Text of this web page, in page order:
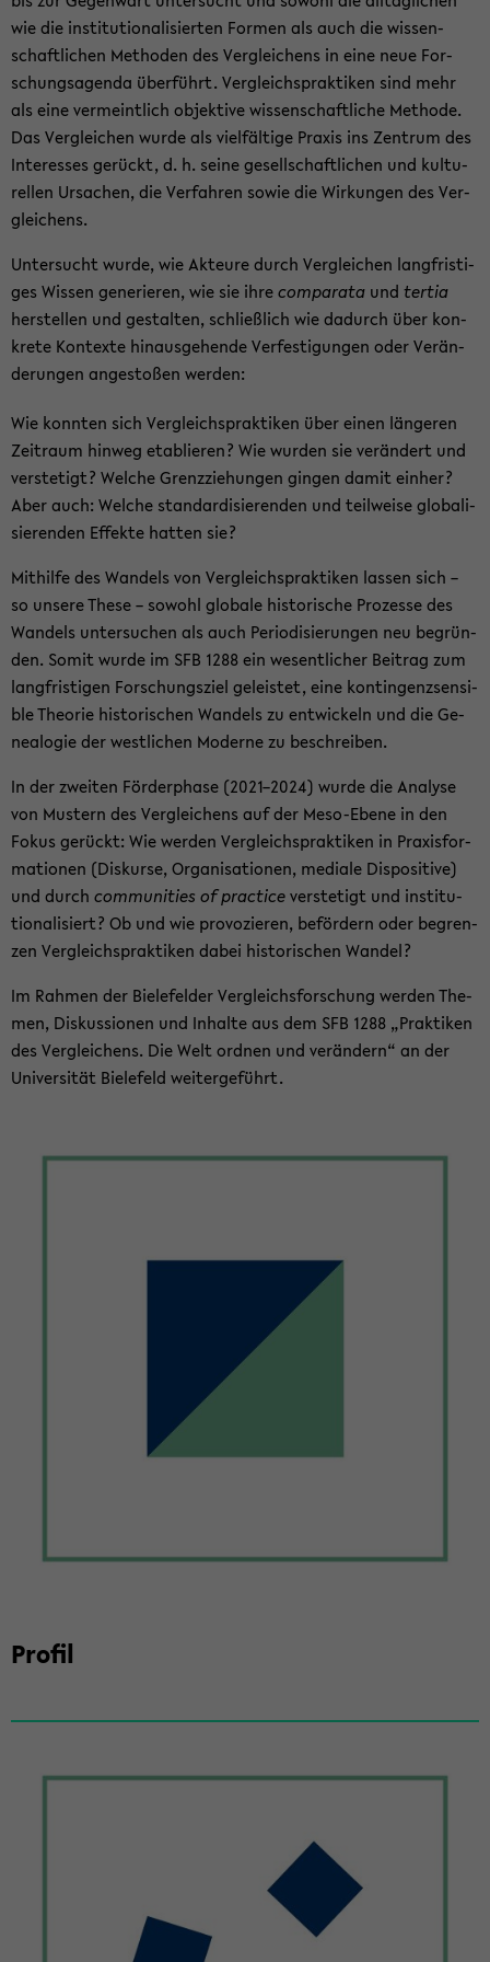
wie die in­sti­tu­tio­na­li­sier­ten For­men als auch die wis­sen­
schaft­li­chen Me­tho­den des Ver­glei­chens in eine neue For­
schungs­agen­da über­führt. Ver­gleichs­prak­ti­ken sind mehr
als eine ver­meint­lich ob­jek­ti­ve wis­sen­schaft­li­che Me­tho­de.
Das Ver­glei­chen wurde als viel­fäl­ti­ge Pra­xis ins Zen­trum des
In­ter­es­ses ge­rückt, d. h. seine ge­sell­schaft­li­chen und kul­tu­
rel­len Ur­sa­chen, die Ver­fah­ren sowie die Wir­kun­gen des Ver­
glei­chens.
Un­ter­sucht wurde, wie Ak­teu­re durch Ver­glei­chen lang­fris­ti­
ges Wis­sen ge­ne­rie­ren, wie sie ihrecom­pa­ra­ta und ter­tia
her­stel­len und ge­stal­ten, schließ­lich wie da­durch über kon­
kre­te Kon­tex­te hin­aus­ge­hen­de Ver­fes­ti­gun­gen oder Ver­än­
de­run­gen an­ge­sto­ßen wer­den:
Wie konn­ten sich Ver­gleichs­prak­ti­ken über einen län­ge­ren
Zeit­raum hin­weg eta­blie­ren? Wie wur­den sie ver­än­dert und
ver­ste­tigt? Wel­che Grenz­zie­hun­gen gin­gen damit ein­her?
Aber auch: Wel­che stan­dar­di­sie­ren­den und teil­wei­se glo­ba­li­
sie­ren­den Ef­fek­te hat­ten sie?
Mit­hil­fe des Wan­dels von Ver­gleichs­prak­ti­ken las­sen sich –
so un­se­re These – so­wohl glo­ba­le his­to­ri­sche Pro­zes­se des
Wan­dels un­ter­su­chen als auch Pe­ri­odi­sie­run­gen neu be­grün­
den. Somit wurde im SFB 1288 ein we­sent­li­cher Bei­trag zum
lang­fris­ti­gen For­schungs­ziel ge­leis­tet, eine kon­tin­genz­sen­si­
ble Theo­rie his­to­ri­schen Wan­dels zu ent­wi­ckeln und die Ge­
nea­lo­gie der west­li­chen Mo­der­ne zu be­schrei­ben.
In der zwei­ten För­der­pha­se (2021–2024) wurde die Ana­ly­se
von Mus­tern des Ver­glei­chens auf der Meso-​Ebene in den
Fokus ge­rückt: Wie wer­den Ver­gleichs­prak­ti­ken in Pra­xis­for­
ma­tio­nen (Dis­kur­se, Or­ga­ni­sa­tio­nen, me­dia­le Dis­po­si­ti­ve)
und durch com­mu­nities of prac­ti­cever­ste­tigt und in­sti­tu­
tio­na­li­siert? Ob und wie pro­vo­zie­ren, be­för­dern oder be­gren­
zen Ver­gleichs­prak­ti­ken dabei his­to­ri­schen Wan­del?
Im Rah­men der Bie­le­fel­der Ver­gleichs­for­schung wer­den The­
men, Dis­kus­sio­nen und In­hal­te aus dem SFB 1288 „Prak­ti­ken
des Ver­glei­chens. Die Welt ord­nen und ver­än­dern“ an der
Uni­ver­si­tät Bie­le­feld wei­ter­ge­führt.
Pro­fil